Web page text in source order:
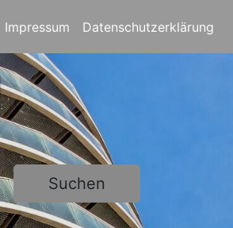
Impressum Datenschutzerklärung
Suchen